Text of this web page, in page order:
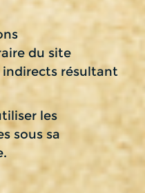
du site
résultant
les
sous sa